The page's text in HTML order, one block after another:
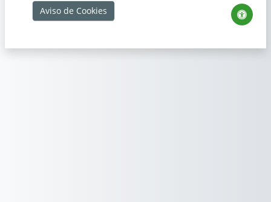
Aviso de Cookies